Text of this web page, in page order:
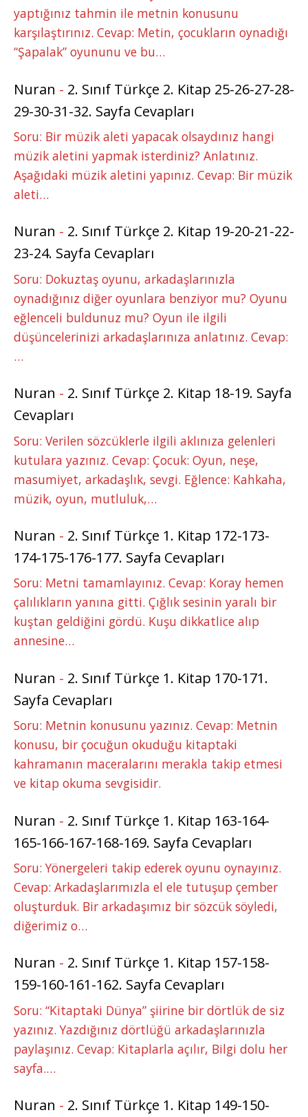
yaptığınız tahmin ile metnin konusunu
karşılaştırınız. Cevap: Metin, çocukların oynadığı
“Şapalak” oyununu ve bu…
Nuran - 2. Sınıf Türkçe 2. Kitap 25-26-27-28-
29-30-31-32. Sayfa Cevapları
Soru: Bir müzik aleti yapacak olsaydınız hangi
müzik aletini yapmak isterdiniz? Anlatınız.
Aşağıdaki müzik aletini yapınız. Cevap: Bir müzik
aleti…
Nuran - 2. Sınıf Türkçe 2. Kitap 19-20-21-22-
23-24. Sayfa Cevapları
Soru: Dokuztaş oyunu, arkadaşlarınızla
oynadığınız diğer oyunlara benziyor mu? Oyunu
eğlenceli buldunuz mu? Oyun ile ilgili
düşüncelerinizi arkadaşlarınıza anlatınız. Cevap:
…
Nuran - 2. Sınıf Türkçe 2. Kitap 18-19. Sayfa
Cevapları
Soru: Verilen sözcüklerle ilgili aklınıza gelenleri
kutulara yazınız. Cevap: Çocuk: Oyun, neşe,
masumiyet, arkadaşlık, sevgi. Eğlence: Kahkaha,
müzik, oyun, mutluluk,…
Nuran - 2. Sınıf Türkçe 1. Kitap 172-173-
174-175-176-177. Sayfa Cevapları
Soru: Metni tamamlayınız. Cevap: Koray hemen
çalılıkların yanına gitti. Çığlık sesinin yaralı bir
kuştan geldiğini gördü. Kuşu dikkatlice alıp
annesine…
Nuran - 2. Sınıf Türkçe 1. Kitap 170-171.
Sayfa Cevapları
Soru: Metnin konusunu yazınız. Cevap: Metnin
konusu, bir çocuğun okuduğu kitaptaki
kahramanın maceralarını merakla takip etmesi
ve kitap okuma sevgisidir.
Nuran - 2. Sınıf Türkçe 1. Kitap 163-164-
165-166-167-168-169. Sayfa Cevapları
Soru: Yönergeleri takip ederek oyunu oynayınız.
Cevap: Arkadaşlarımızla el ele tutuşup çember
oluşturduk. Bir arkadaşımız bir sözcük söyledi,
diğerimiz o…
Nuran - 2. Sınıf Türkçe 1. Kitap 157-158-
159-160-161-162. Sayfa Cevapları
Soru: “Kitaptaki Dünya” şiirine bir dörtlük de siz
yazınız. Yazdığınız dörtlüğü arkadaşlarınızla
paylaşınız. Cevap: Kitaplarla açılır, Bilgi dolu her
sayfa.…
Nuran - 2. Sınıf Türkçe 1. Kitap 149-150-